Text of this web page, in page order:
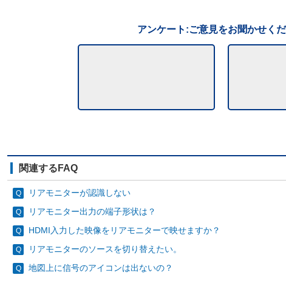
アンケート:ご意見をお聞かせく
関連するFAQ
リアモニターが認識しない
リアモニター出力の端子形状は？
HDMI入力した映像をリアモニターで映せますか？
リアモニターのソースを切り替えたい。
地図上に信号のアイコンは出ないの？